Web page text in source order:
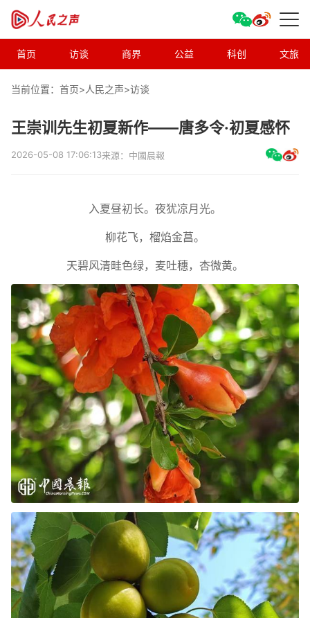
首页 访谈 商界 公益 科创 文旅
当前位置：首页>人民之声>访谈
王崇训先生初夏新作——唐多令·初夏感怀
2026-05-08 17:06:13来源：中國晨報
入夏昼初长。夜犹凉月光。
柳花飞，榴焰金菖。
天碧风清畦色绿，麦吐穗，杏微黄。